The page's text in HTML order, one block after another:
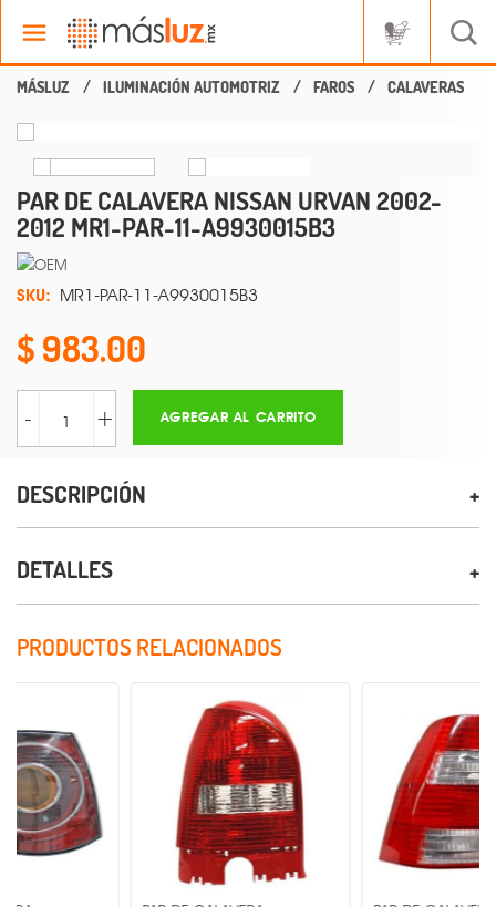
ILUMINACIÓN AUTOMOTRIZ FAROS CALAVERAS
PAR DE CALAVERA NISSAN URVAN 2002-
2012 MR1-PAR-11-A9930015B3
SKU: MR1-PAR-11-A9930015B3
983.00
- + AGREGAR AL CARRITO
DESCRIPCIÓN
DETALLES
PRODUCTOS RELACIONADOS